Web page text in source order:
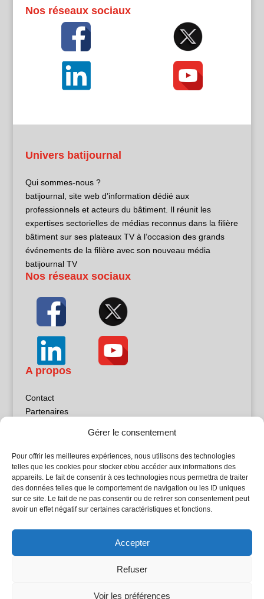
Gérer le consentement
Pour offrir les meilleures expériences, nous utilisons des technologies
telles que les cookies pour stocker et/ou accéder aux informations des
appareils. Le fait de consentir à ces technologies nous permettra de traiter
des données telles que le comportement de navigation ou les ID uniques
sur ce site. Le fait de ne pas consentir ou de retirer son consentement peut
avoir un effet négatif sur certaines caractéristiques et fonctions.
Accepter
Refuser
Voir les préférences
Nos réseaux sociaux
Univers batijournal
Qui sommes-nous ?
batijournal, site web d’information dédié aux
professionnels et acteurs du bâtiment. Il réunit les
expertises sectorielles de médias reconnus dans la filière
bâtiment sur ses plateaux TV à l’occasion des grands
événements de la filière avec son nouveau média
batijournal TV
Nos réseaux sociaux
A propos
Contact
Partenaires
Politique de confidentialité
Sites partenaires
5Façades
Atrium Patrimoine
L'Atelier Bois